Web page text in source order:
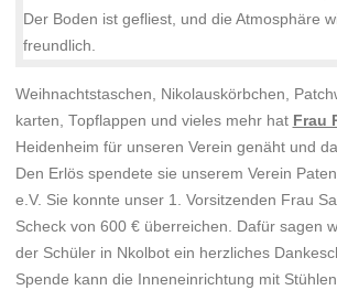
Weihnachtstaschen, Nikolauskörbchen,
karten, Topflappen und vieles mehr hat Frau
Heidenheim für unseren Verein genäht und
Den Erlös spendete sie unserem Verein
e.V. Sie konnte unser 1. Vorsitzenden Frau
Scheck von 600 € überreichen. Dafür sagen
der Schüler in Nkolbot ein herzliches
Spende kann die Inneneinrichtung mit